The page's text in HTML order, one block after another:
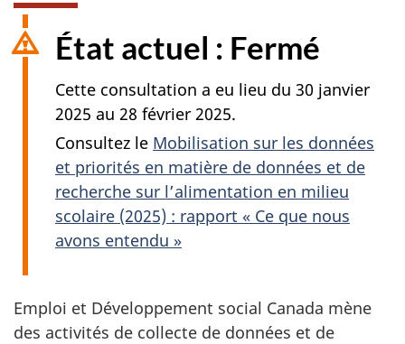
État actuel : Fermé
Cette consultation a eu lieu du 30 janvier
2025 au 28 février 2025.
Consultez le Mobilisation sur les données
et priorités en matière de données et de
recherche sur l’alimentation en milieu
scolaire (2025) : rapport « Ce que nous
avons entendu »
Emploi et Développement social Canada mène
des activités de collecte de données et de